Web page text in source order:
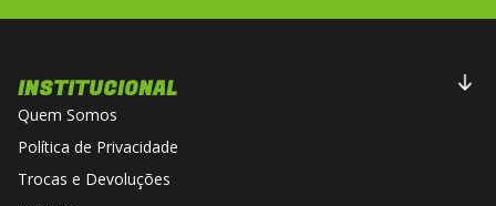
INSTITUCIONAL
Quem Somos
Política de Privacidade
Trocas e Devoluções